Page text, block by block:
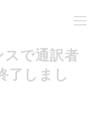
で通訳者
了しまし